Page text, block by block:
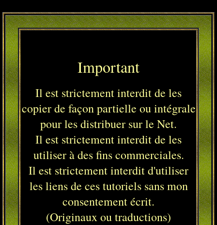
Important
Il est strictement interdit de les
copier de façon partielle ou intégrale
pour les distribuer sur le Net.
Il est strictement interdit de les
utiliser à des fins commerciales.
Il est strictement interdit d'utiliser
les liens de ces tutoriels sans mon
consentement écrit.
(Originaux ou traductions)